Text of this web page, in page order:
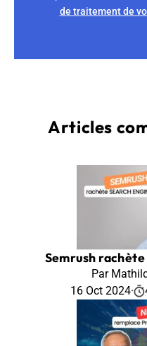
de traitement de
Articles
Semrush
Par
16 Oct 2024·